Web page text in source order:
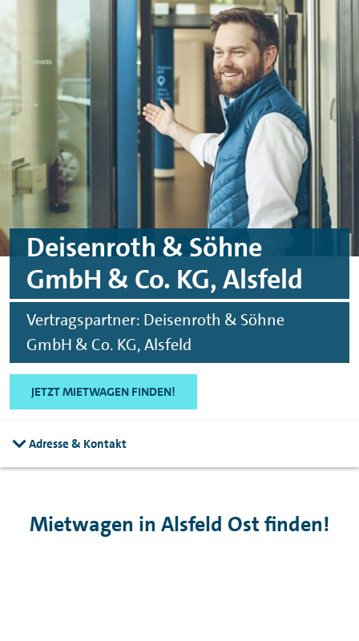
Skip to main content
Skip to footer
Deisenroth & Söhne
GmbH & Co. KG, Alsfeld
Vertragspartner: Deisenroth & Söhne
GmbH & Co. KG, Alsfeld
JETZT MIETWAGEN FINDEN!
Adresse & Kontakt
Mietwagen in Alsfeld Ost finden!